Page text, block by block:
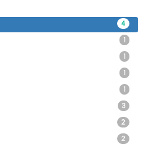
4
1
1
1
1
3
2
2